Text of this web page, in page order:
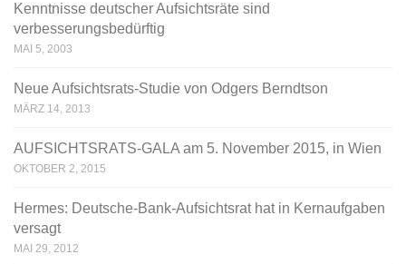
Kenntnisse deutscher Aufsichtsräte sind
verbesserungsbedürftig
MAI 5, 2003
Neue Aufsichtsrats-Studie von Odgers Berndtson
MÄRZ 14, 2013
AUFSICHTSRATS-GALA am 5. November 2015, in Wien
OKTOBER 2, 2015
Hermes: Deutsche-Bank-Aufsichtsrat hat in Kernaufgaben
versagt
MAI 29, 2012